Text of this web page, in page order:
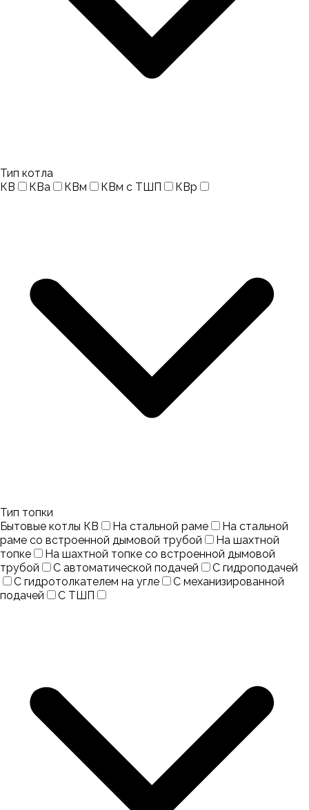
Тип котла
КВ
КВа КВм КВм с ТШП КВр
Тип топки
Бытовые котлы КВ
На стальной раме
На стальной
раме со встроенной дымовой трубой
На шахтной
топке
На шахтной топке со встроенной дымовой
трубой
С автоматической подачей
С гидроподачей
С гидротолкателем на угле
С механизированной
подачей
С ТШП